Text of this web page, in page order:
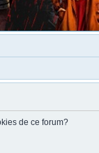
de ce forum?